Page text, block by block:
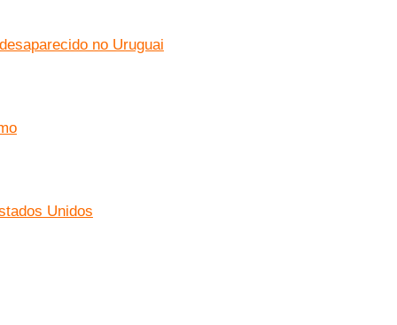
no Uruguai
Unidos